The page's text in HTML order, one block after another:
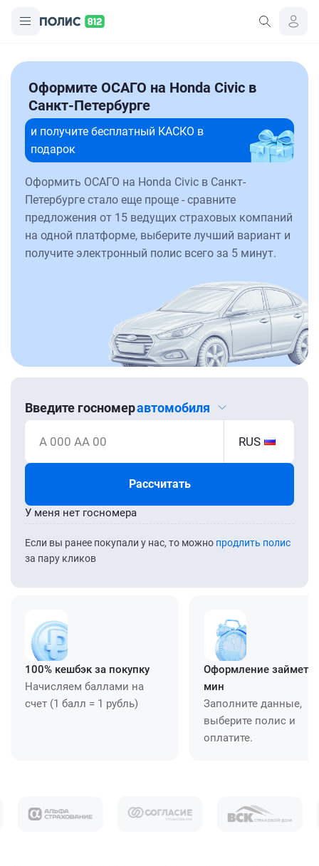
Оформите ОСАГО на Honda Civic в
Санкт-Петербурге
и получите бесплатный КАСКО в
подарок
Оформить ОСАГО на Honda Civic в Санкт-
Петербурге стало еще проще - сравните
предложения от 15 ведущих страховых компаний
на одной платформе, выберите лучший вариант и
получите электронный полис всего за 5 минут.
Введите госномеравтомобиля
А 000 АА 00 RUS
Рассчитать
Если вы ранее покупали у нас, то можно продлить полис
за пару кликов
У меня нет госномера
100% кешбэк за покупку
Начисляем баллами на
счет (1 балл = 1 рубль)
Оформление займет
мин
Заполните данные,
выберите полис и
оплатите.